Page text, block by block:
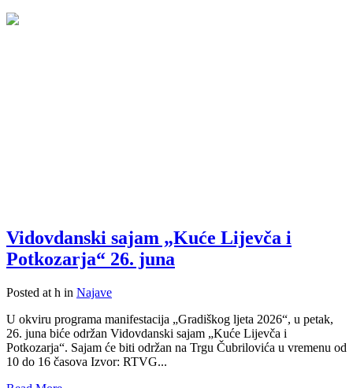
Vidovdanski sajam „Kuće Lijevča i
Potkozarja“ 26. juna
Posted at h in Najave
U okviru programa manifestacija „Gradiškog ljeta 2026“, u petak,
26. juna biće održan Vidovdanski sajam „Kuće Lijevča i
Potkozarja“. Sajam će biti održan na Trgu Čubrilovića u vremenu od
10 do 16 časova Izvor: RTVG...